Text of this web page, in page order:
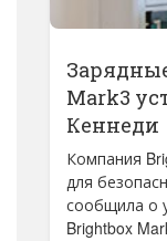
Mark3
Кеннеди
Компания
для
сообщила о
Brightbox